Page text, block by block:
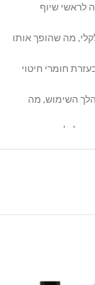
לראשי שיוף
מה שהופך אותו
חומרי חיטוי
השימוש, מה
לכל מכשירי
ל:
יעיל וחסכוני